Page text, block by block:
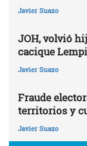
Javier Suazo
JOH, volvió
cacique
Javier Suazo
Fraude
territorios y
Javier Suazo